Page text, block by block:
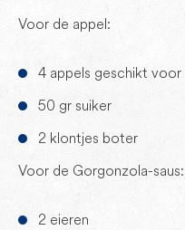
Voor de appel:
4 appels geschikt voor
50 gr suiker
2 klontjes boter
Voor de Gorgonzola-saus:
2 eieren